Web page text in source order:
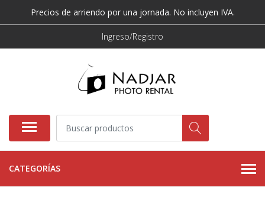
Precios de arriendo por una jornada. No incluyen IVA.
Ingreso/Registro
CATEGORÍAS